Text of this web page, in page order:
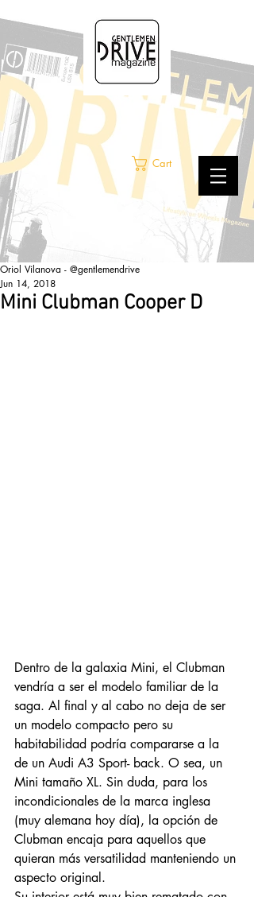
Cart
Entradas destacadas
Mini Clubman Cooper D
Oriol Vilanova - @gentlemendrive
Jun 14, 2018
Dentro de la galaxia Mini, el Clubman
vendría a ser el modelo familiar de la
saga. Al final y al cabo no deja de ser
un modelo compacto pero su
habitabilidad podría compararse a la
de un Audi A3 Sport- back. O sea, un
Mini tamaño XL. Sin duda, para los
incondicionales de la marca inglesa
(muy alemana hoy día), la opción de
Clubman encaja para aquellos que
quieran más versatilidad manteniendo un
aspecto original.